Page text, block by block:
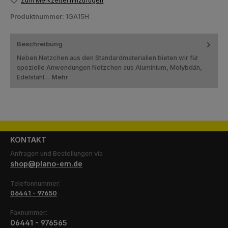
Produktnummer: 1GA15H
Beschreibung
Neben Netzchen aus den Standardmaterialien bieten wir für
spezielle Anwendungen Netzchen aus Aluminium, Molybdän,
Edelstahl… Mehr
KONTAKT
Anfragen und Bestellungen via
shop@plano-em.de
Telefonnummer:
06441 - 97650
Faxnummer:
06441 - 976565